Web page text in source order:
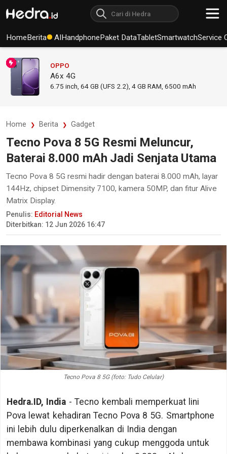
HomeBerita AIHandphonePaket DataTabletSmartwatchService
OPPO
A6x 4G
6.75 inch, 64 GB (UFS 2.2), 4 GB RAM 6500 mAh
Home Berita Gadget
Tecno Pova 8 5G Resmi Meluncur,
Baterai 8.000 mAh Jadi Senjata Utama
Tecno Pova 8 5G resmi hadir dengan baterai 8.000 mAh, layar
144Hz, chipset Dimensity 7100, kamera 50MP, dan fitur Alive
Matrix Display.
Penulis: Editorial News
Diterbitkan: 12 Jun 2026 16:47
Tecno Pova 8 5G (foto: Tudo Celular)
Hedra.ID, India - Tecno kembali memperkuat lini
Pova lewat kehadiran Tecno Pova 8 5G. Smartphone
ini lebih dulu diperkenalkan di India dengan
membawa kombinasi yang cukup menggoda untuk